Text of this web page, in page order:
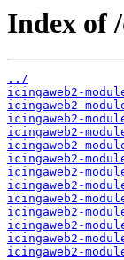
Index of
../
icingaweb2-
icingaweb2-
icingaweb2-
icingaweb2-
icingaweb2-
icingaweb2-
icingaweb2-
icingaweb2-
icingaweb2-
icingaweb2-
icingaweb2-
icingaweb2-
icingaweb2-